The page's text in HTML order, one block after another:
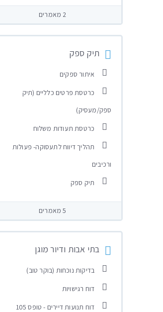
2 מאמרים
תיק ספק
איתור ספקים
כרטסת פרטים כלליים (תיק
ספק/מעסיק)
כרטסת תעודות משלוח
תהליך דיווח לתעסוקה- פעולות
ורכיבים
תיק ספק
5 מאמרים
בתי אבות ודיור מוגן
בדיקות נוכחות (בוקר טוב)
דוח רגישויות
דוח תנועות דיירים - טופס 105